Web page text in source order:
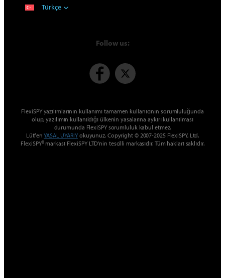
Türkçe
Follow us:
FlexiSPY yazılımlarının kullanımı tamamen kullanıcının sorumluluğunda
olup, yazılımın kullanıldığı ülkenin yasalarına aykırı kullanılması
durumunda FlexiSPY sorumluluk kabul etmez.
LütfenYASAL UYARIYokuyunuz. Copyright © 2007-2025 FlexiSPY, Ltd.
FlexiSPY® markası FlexiSPY LTD’nin tescilli markasıdır. Tüm hakları saklıdır.